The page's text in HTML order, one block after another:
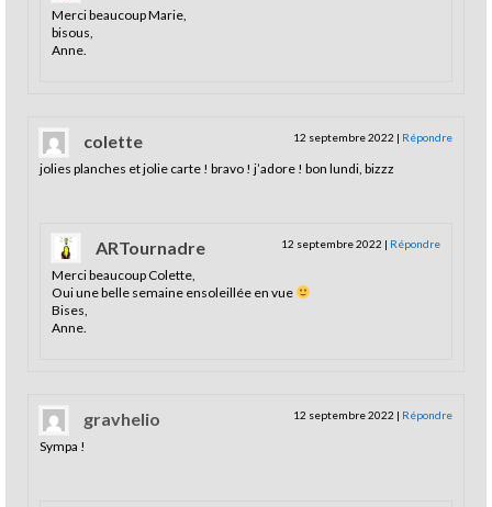
Merci beaucoup Marie,
bisous,
Anne.
colette 12 septembre 2022 | Répondre
jolies planches et jolie carte ! bravo ! j’adore ! bon lundi, bizzz
ARTournadre 12 septembre 2022 | Répondre
Merci beaucoup Colette,
Oui une belle semaine ensoleillée en vue
Bises,
Anne.
gravhelio 12 septembre 2022 | Répondre
Sympa !